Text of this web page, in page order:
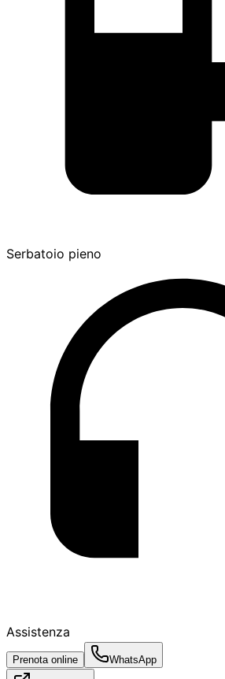
Serbatoio pieno
Assistenza
Prenota online WhatsApp